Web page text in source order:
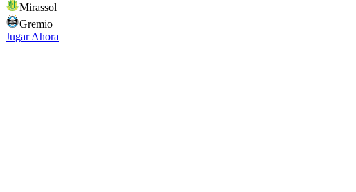
Mirassol
Gremio
Jugar Ahora